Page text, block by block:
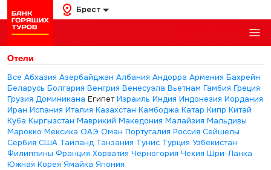
Брест
Отели
Все Абхазия Азербайджан Албания Андорра Армения Бахрейн
Беларусь Болгария Венгрия Венесуэла Вьетнам Гамбия Греция
Грузия Доминикана Египет Израиль Индия Индонезия Иордания
Иран Испания Италия Казахстан Камбоджа Катар Кипр Китай
Куба Кыргызстан Маврикий Македония Малайзия Мальдивы
Марокко Мексика ОАЭ Оман Португалия Россия Сейшелы
Сербия США Таиланд Танзания Тунис Турция Узбекистан
Филиппины Франция Хорватия Черногория Чехия Шри-Ланка
Южная Корея Ямайка Япония